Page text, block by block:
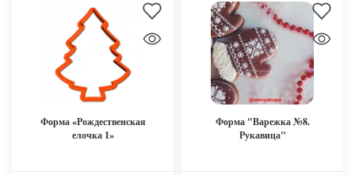
Форма «Рождественская
елочка 1»
Форма "Варежка №8.
Рукавица"